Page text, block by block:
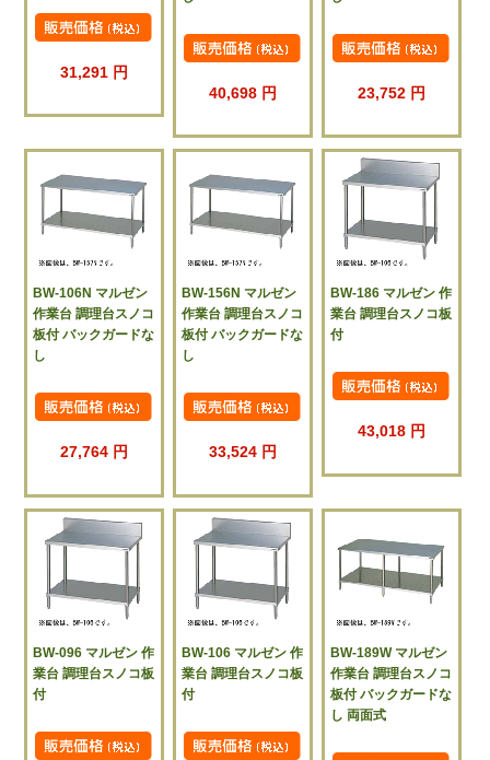
31,291 円
40,698 円 23,752 円
BW-106N マルゼン
作業台 調理台スノコ
板付 バックガードな
し
27,764 円
BW-156N マルゼン
作業台 調理台スノコ
板付 バックガードな
し
33,524 円
BW-186 マルゼン 作
業台 調理台スノコ板
付
43,018 円
BW-096 マルゼン 作
業台 調理台スノコ板
付
BW-106 マルゼン 作
業台 調理台スノコ板
付
BW-189W マルゼン
作業台 調理台スノコ
板付 バックガードな
し 両面式